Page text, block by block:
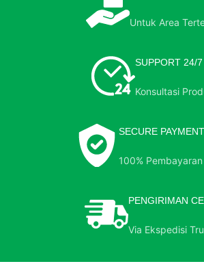
Untuk Area
SUPPORT 24/7
Konsultasi
SECURE PAYMENT
100%
PENGIRIMAN
Via Ekspedisi